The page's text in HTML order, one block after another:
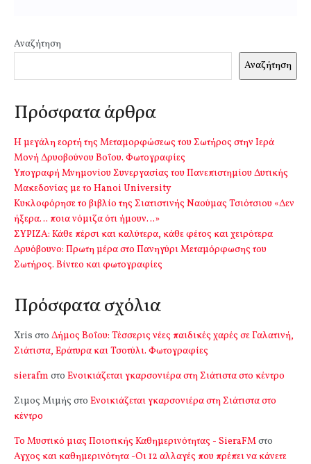
Αναζήτηση
Αναζήτηση
Πρόσφατα άρθρα
Η μεγάλη εορτή της Μεταμορφώσεως του Σωτήρος στην Ιερά
Μονή Δρυοβούνου Βοΐου. Φωτογραφίες
Υπογραφή Μνημονίου Συνεργασίας του Πανεπιστημίου Δυτικής
Μακεδονίας με το Hanoi University
Κυκλοφόρησε το βιβλίο της Σιατιστινής Ναούμας Τσιότσιου «Δεν
ήξερα… ποια νόμιζα ότι ήμουν…»
ΣΥΡΙΖΑ: Κάθε πέρσι και καλύτερα, κάθε φέτος και χειρότερα
Δρυόβουνο: Πρωτη μέρα στο Πανηγύρι Μεταμόρφωσης του
Σωτήρος. Βίντεο και φωτογραφίες
Πρόσφατα σχόλια
Xris στο Δήμος Βοΐου: Τέσσερις νέες παιδικές χαρές σε Γαλατινή,
Σιάτιστα, Εράτυρα και Τσοτύλι. Φωτογραφίες
sierafm στο Ενοικιάζεται γκαρσονιέρα στη Σιάτιστα στο κέντρο
Σιμος Μιμής στο Ενοικιάζεται γκαρσονιέρα στη Σιάτιστα στο
κέντρο
Το Μυστικό μιας Ποιοτικής Καθημερινότητας - SieraFMστο
Αγχος και καθημερινότητα -Οι 12 αλλαγές που πρέπει να κάνετε